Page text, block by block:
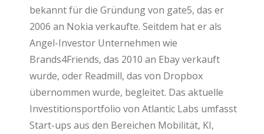
bekannt für die Gründung von gate5, das er
2006 an Nokia verkaufte. Seitdem hat er als
Angel-Investor Unternehmen wie
Brands4Friends, das 2010 an Ebay verkauft
wurde, oder Readmill, das von Dropbox
übernommen wurde, begleitet. Das aktuelle
Investitionsportfolio von Atlantic Labs umfasst
Start-ups aus den Bereichen Mobilität, KI,